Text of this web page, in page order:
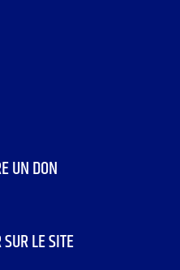
UN DON
LE SITE